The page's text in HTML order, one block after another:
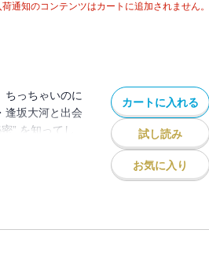
通知のコンテンツはカートに追加されません。
ちっちゃいのに
逢坂大河と出会
” を知ってし
学園ラブコメ
カートに入れる
試し読み
お気に入り